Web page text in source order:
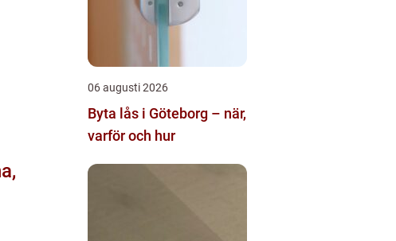
06 augusti 2026
Byta lås i Göteborg – när,
varför och hur